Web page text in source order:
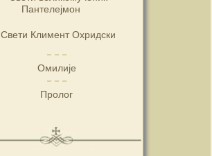
Пантелејмон
Свети Климент Охридски
Омилије
Пролог